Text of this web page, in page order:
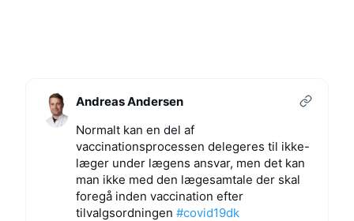
Andreas Andersen
Normalt kan en del af
vaccinationsprocessen delegeres til ikke-
læger under lægens ansvar, men det kan
man ikke med den lægesamtale der skal
foregå inden vaccination efter
tilvalgsordningen #covid19dk